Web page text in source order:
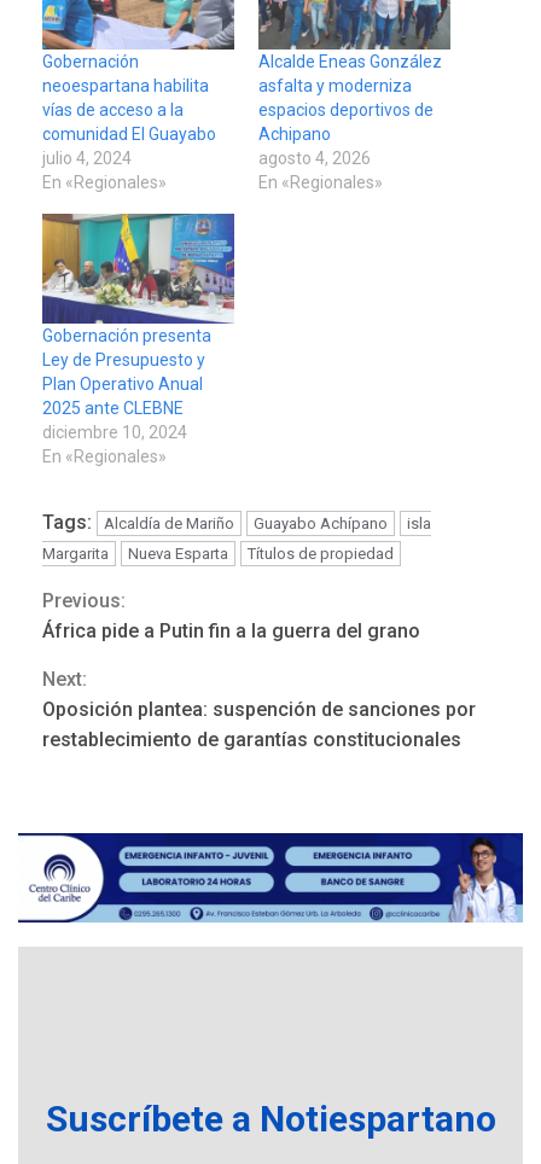
Gobernación
neoespartana habilita
vías de acceso a la
comunidad El Guayabo
julio 4, 2024
En «Regionales»
Alcalde Eneas González
asfalta y moderniza
espacios deportivos de
Achipano
agosto 4, 2026
En «Regionales»
Gobernación presenta
Ley de Presupuesto y
Plan Operativo Anual
2025 ante CLEBNE
diciembre 10, 2024
En «Regionales»
Tags: Alcaldía de Mariño Guayabo Achípano
isla
Margarita
Nueva Esparta Títulos de propiedad
Continue
Reading
Previous:
África pide a Putin fin a la guerra del grano
Next:
Oposición plantea: suspención de sanciones por
restablecimiento de garantías constitucionales
Suscríbete a Notiespartano
3
ÚLTIMA HORA
ONGs piden a CIDH
Gobierno y AN2015 en
nueva mesa de diálogo
Hiroshima 81 años de la
debacle atómica. Japón
debate principios no
nucleares
GUERRA EN EL MUNDO
TITULARES